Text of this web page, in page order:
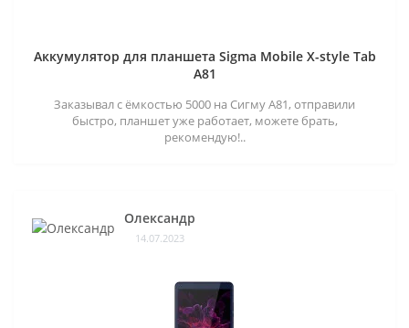
Аккумулятор для планшета Sigma Mobile X-style Tab
A81
Заказывал с ёмкостью 5000 на Сигму А81, отправили
быстро, планшет уже работает, можете брать,
рекомендую!..
Олександр
14.07.2023